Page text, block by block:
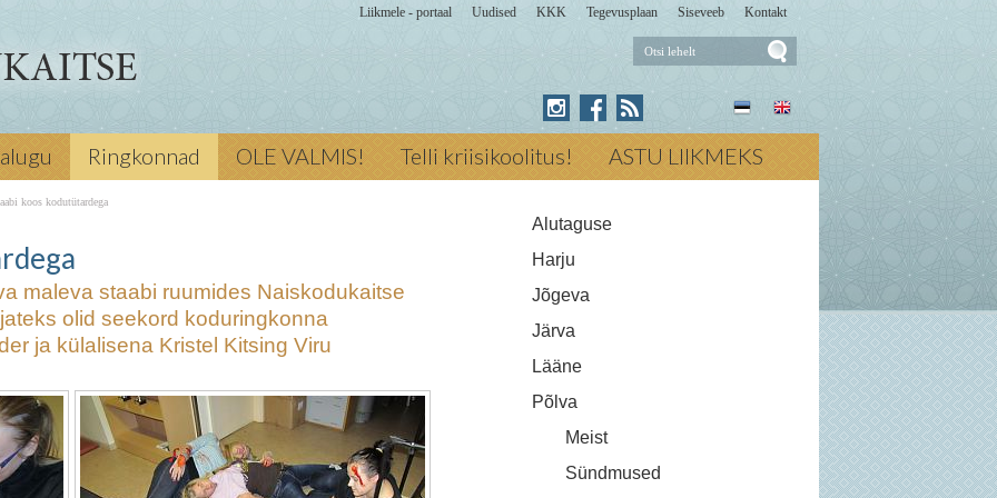
Liikmele - portaal Uudised KKK Tegevusplaan Siseveeb Kontakt
Esmaabi
staabi
moodul.
naiste
kodutütardega
Ringkonnad OLE VALMIS! Telli kriisikoolitus! ASTU LIIKMEKS
Alutaguse
Harju
Jõgeva
Järva
Lääne
Põlva
Meist
Sündmused
koos kodutütardega
maleva staabi ruumides Naiskodukaitse
olid seekord koduringkonna
ja külalisena Kristel Kitsing Viru